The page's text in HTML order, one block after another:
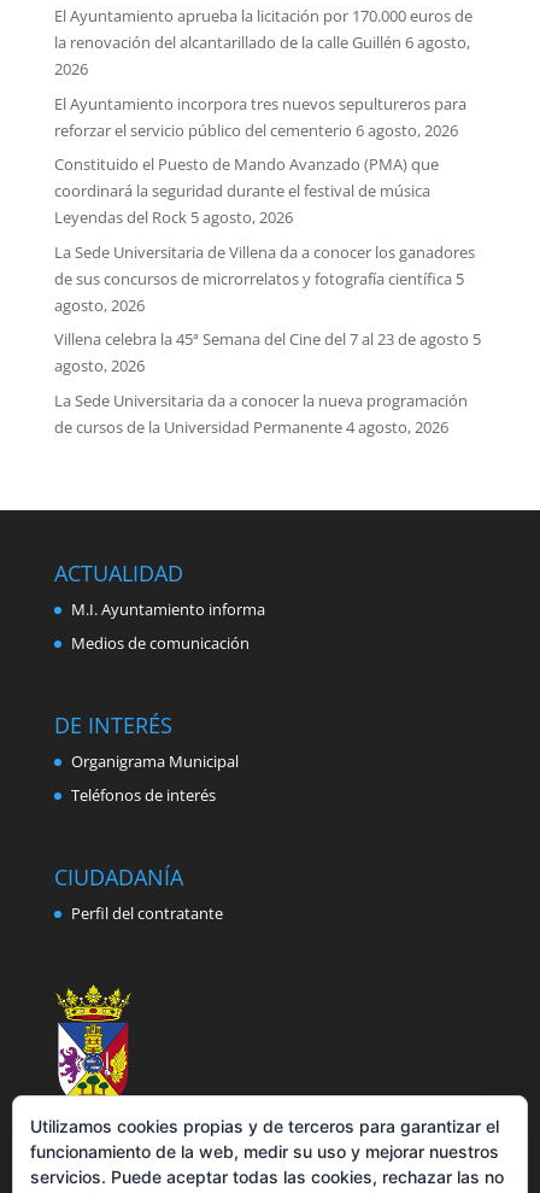
El Ayuntamiento aprueba la licitación por 170.000 euros de
la renovación del alcantarillado de la calle Guillén 6 agosto,
2026
El Ayuntamiento incorpora tres nuevos sepultureros para
reforzar el servicio público del cementerio 6 agosto, 2026
Constituido el Puesto de Mando Avanzado (PMA) que
coordinará la seguridad durante el festival de música
Leyendas del Rock 5 agosto, 2026
La Sede Universitaria de Villena da a conocer los ganadores
de sus concursos de microrrelatos y fotografía científica 5
agosto, 2026
Villena celebra la 45ª Semana del Cine del 7 al 23 de agosto 5
agosto, 2026
La Sede Universitaria da a conocer la nueva programación
de cursos de la Universidad Permanente4 agosto, 2026
ACTUALIDAD
M.I. Ayuntamiento informa
Medios de comunicación
DE INTERÉS
Organigrama Municipal
Teléfonos de interés
CIUDADANÍA
Perfil del contratante
Utilizamos cookies propias y de terceros para garantizar el
funcionamiento de la web, medir su uso y mejorar nuestros
servicios. Puede aceptar todas las cookies, rechazar las no